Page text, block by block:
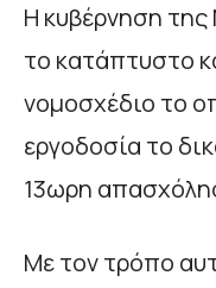
Η κυβέρνηση
το κατάπτυστο
νομοσχέδιο το
εργοδοσία το
13ωρη
Με τον τρόπο